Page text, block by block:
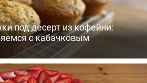
под десерт из кофейни:
с кабачковым